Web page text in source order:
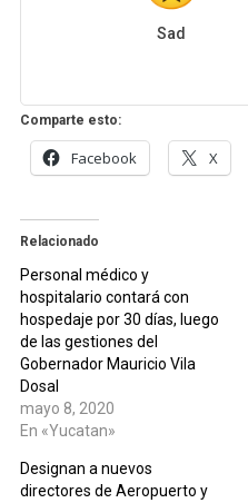
Sad
Comparte esto:
Facebook X
Relacionado
Personal médico y
hospitalario contará con
hospedaje por 30 días, luego
de las gestiones del
Gobernador Mauricio Vila
Dosal
mayo 8, 2020
En «Yucatan»
Designan a nuevos
directores de Aeropuerto y